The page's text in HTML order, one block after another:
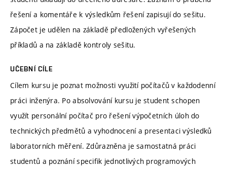
řešení a komentáře k výsledkům řešení zapisují do sešitu.
Zápočet je udělen na základě předložených vyřešených
příkladů a na základě kontroly sešitu.
UČEBNÍ CÍLE
Cílem kursu je poznat možnosti využití počítačů v každodenní
práci inženýra. Po absolvování kursu je student schopen
využít personální počítač pro řešení výpočetních úloh do
technických předmětů a vyhodnocení a presentaci výsledků
laboratorních měření. Zdůrazněna je samostatná práci
studentů a poznání specifik jednotlivých programových